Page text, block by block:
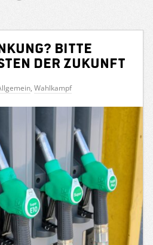
Bitte
der Zukunft
, Wahlkampf